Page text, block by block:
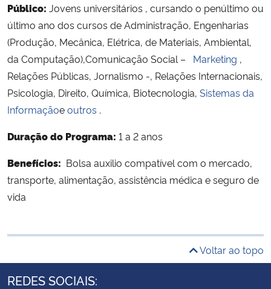
Público: Jovens universitários , cursando o penúltimo ou
último ano dos cursos de Administração, Engenharias
(Produção, Mecânica, Elétrica, de Materiais, Ambiental,
da Computação),Comunicação Social – Marketing ,
Relações Públicas, Jornalismo -, Relações Internacionais,
Psicologia, Direito, Química, Biotecnologia, Sistemas da
Informaçãoeoutros .
Duração do Programa: 1 a 2 anos
Benefícios: Bolsa auxilio compatível com o mercado,
transporte, alimentação, assistência médica e seguro de
vida
Voltar ao topo
REDES SOCIAIS: